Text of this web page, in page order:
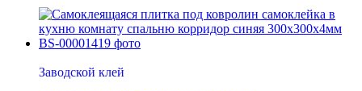
Заводской клей